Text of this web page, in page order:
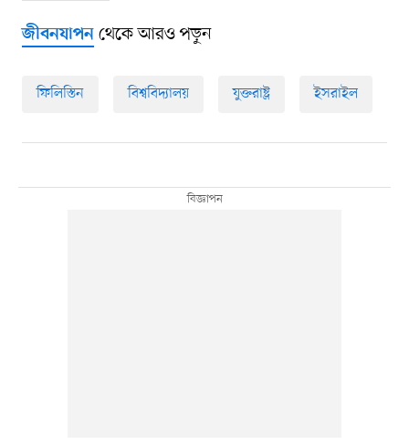
জীবনযাপনথেকে আরও পড়ুন
ফিলিস্তিন বিশ্ববিদ্যালয় যুক্তরাষ্ট্র ইসরাইল